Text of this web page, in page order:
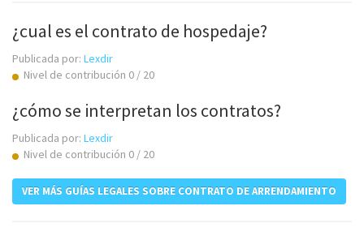
¿cual es el contrato de hospedaje?
Publicada por: Lexdir
Nivel de contribución 0 / 20
¿cómo se interpretan los contratos?
Publicada por: Lexdir
Nivel de contribución 0 / 20
VER MÁS GUÍAS LEGALES SOBRE CONTRATO DE ARRENDAMIENTO